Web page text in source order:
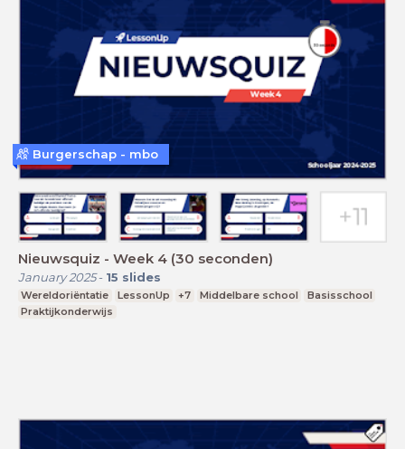
Nieuwsquiz - Week 4 (30 seconden)
January 2025- 15 slides
Wereldoriëntatie LessonUp +7 Middelbare school
Basisschool
Praktijkonderwijs
Burgerschap - mbo